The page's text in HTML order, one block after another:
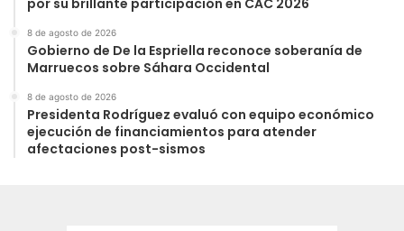
8 de agosto de 2026
Gobierno de De la Espriella reconoce soberanía de
Marruecos sobre Sáhara Occidental
8 de agosto de 2026
Presidenta Rodríguez evaluó con equipo económico
ejecución de financiamientos para atender
afectaciones post-sismos